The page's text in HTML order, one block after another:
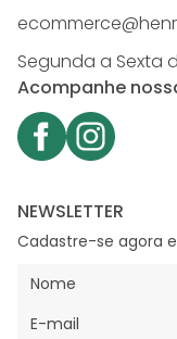
Segunda a Sexta
Acompanhe
NEWSLETTER
Cadastre-se agora